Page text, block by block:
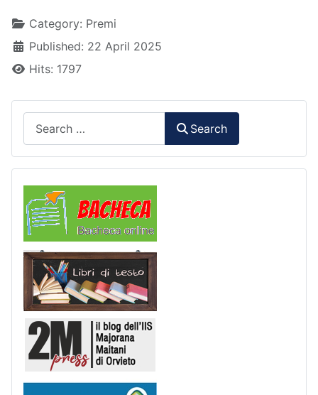
DetailsCategory: Premi
Published: 22 April 2025
Hits: 1797
Search
Libri di Testo
Scuola in chiaro